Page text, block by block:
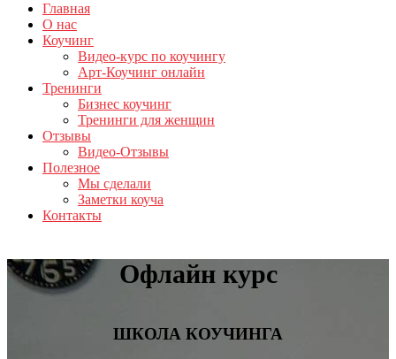
Главная
О нас
Коучинг
Видео-курс по коучингу
Арт-Коучинг онлайн
Тренинги
Бизнес коучинг
Тренинги для женщин
Отзывы
Видео-Отзывы
Полезное
Мы сделали
Заметки коуча
Контакты
Офлайн курс
ШКОЛА КОУЧИНГА